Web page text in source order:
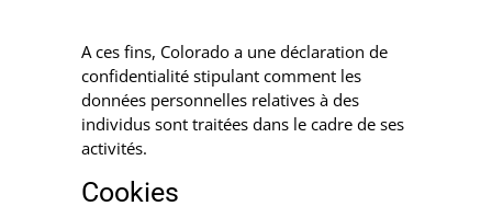
A ces fins, Colorado a une déclaration de
confidentialité stipulant comment les
données personnelles relatives à des
individus sont traitées dans le cadre de ses
activités.
Cookies